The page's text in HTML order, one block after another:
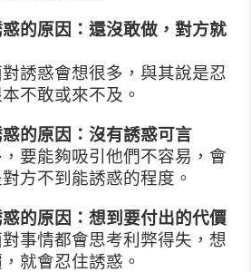
的原因：還沒敢做，對方就
誘惑會想很多，與其說是忍
不敢或來不及。
的原因：沒有誘惑可言
要能夠吸引他們不容易，會
方不到能誘惑的程度。
的原因：想到要付出的代價
事情都會思考利弊得失，想
就會忍住誘惑。